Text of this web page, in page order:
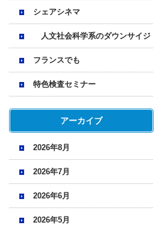
シェアシネマ
人文社会科学系のダウンサイジ
ング
フランスでも
特色検査セミナー
アーカイブ
2026年8月
2026年7月
2026年6月
2026年5月